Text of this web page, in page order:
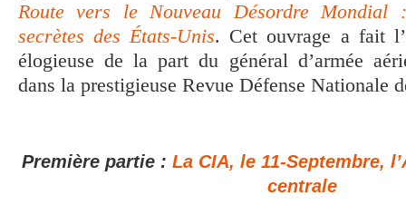
Route vers le Nouveau Désordre Mondial
secrètes des États-Unis. Cet ouvrage a fait
élogieuse de la part du général d’armée
dans la prestigieuse Revue Défense Nationale
Première partie : La CIA, le 11-Septembre,
centrale